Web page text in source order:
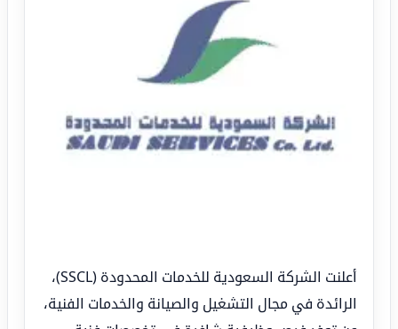
أعلنت الشركة السعودية للخدمات المحدودة (SSCL)،
الرائدة في مجال التشغيل والصيانة والخدمات الفنية،